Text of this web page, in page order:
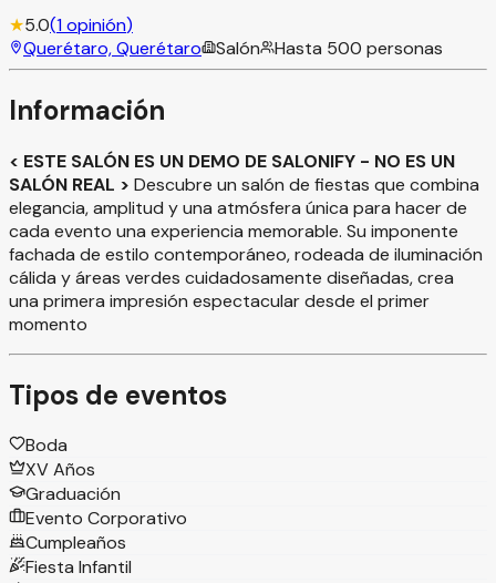
★5.0(1opinión)
Querétaro, Querétaro
Salón Hasta 500 personas
Información
< ESTE SALÓN ES UN DEMO DE SALONIFY - NO ES UN
SALÓN REAL > Descubre un salón de fiestas que combina
elegancia, amplitud y una atmósfera única para hacer de
cada evento una experiencia memorable. Su imponente
fachada de estilo contemporáneo, rodeada de iluminación
cálida y áreas verdes cuidadosamente diseñadas, crea
una primera impresión espectacular desde el primer
momento
Tipos de eventos
Boda
XV Años
Graduación
Evento Corporativo
Cumpleaños
Fiesta Infantil